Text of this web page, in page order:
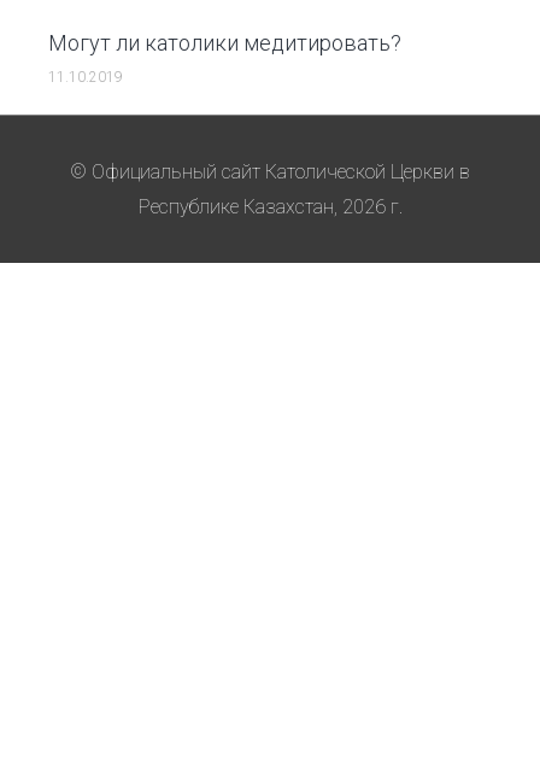
Могут ли католики медитировать?
11.10.2019
© Официальный сайт Католической Церкви в
Республике Казахстан, 2026 г.